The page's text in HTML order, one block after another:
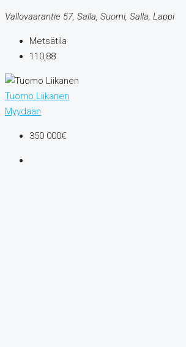
Vallovaarantie 57, Salla, Suomi, Salla, Lappi
Metsätila
110,88
Tuomo Liikanen
Myydään
350 000€